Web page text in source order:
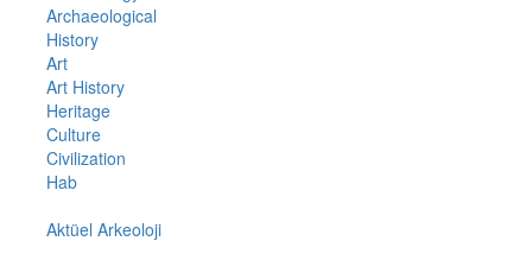
Archaeological
History
Art
Art History
Heritage
Culture
Civilization
Hab
Aktüel Arkeoloji